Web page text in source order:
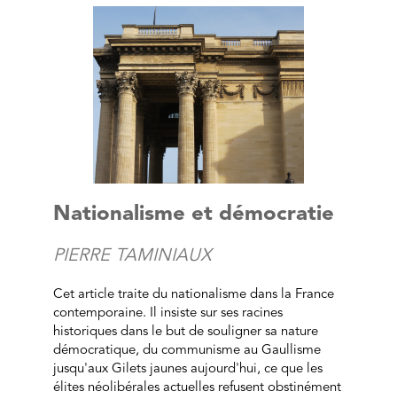
Nationalisme et démocratie
PIERRE TAMINIAUX
Cet article traite du nationalisme dans la France
contemporaine. Il insiste sur ses racines
historiques dans le but de souligner sa nature
démocratique, du communisme au Gaullisme
jusqu'aux Gilets jaunes aujourd'hui, ce que les
élites néolibérales actuelles refusent obstinément